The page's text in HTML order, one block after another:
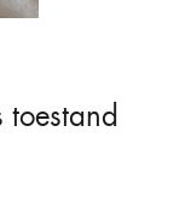
toestand